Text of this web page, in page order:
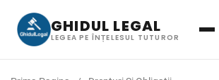
GHIDUL LEGAL
LEGEA PE ÎNȚELESUL TUTUROR